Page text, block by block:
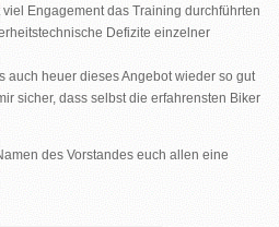
viel Engagement das Training durchführten
Defizite einzelner
auch heuer dieses Angebot wieder so gut
sicher, dass selbst die erfahrensten Biker
des Vorstandes euch allen eine